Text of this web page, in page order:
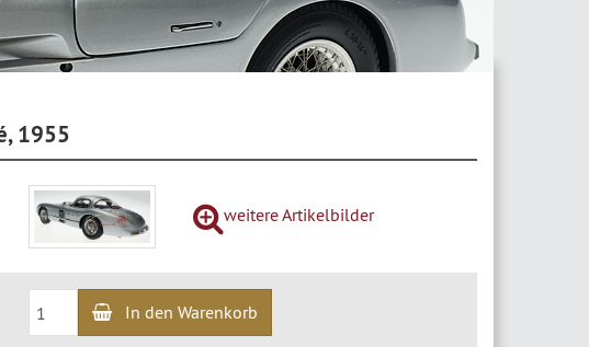
1955
weitere Artikelbilder
In den Warenkorb